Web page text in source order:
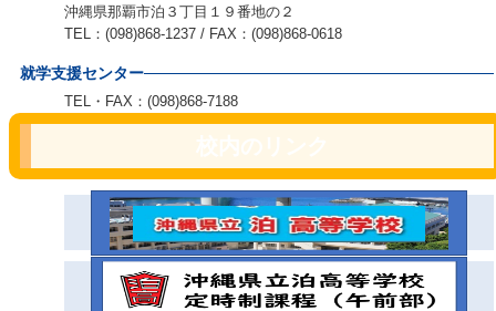
沖縄県那覇市泊３丁目１９番地の２
TEL：(098)868-1237 / FAX：(098)868-0618
就学支援センター
TEL・FAX：(098)868-7188